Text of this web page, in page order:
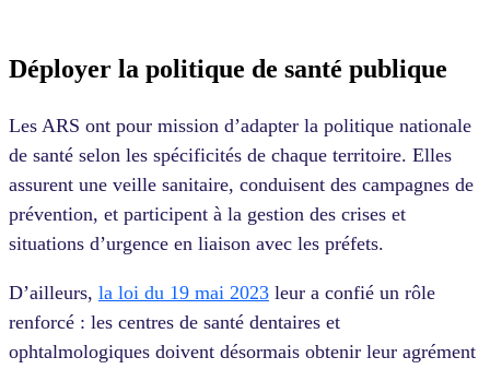
Déployer la politique de santé publique
Les ARS ont pour mission d’adapter la politique nationale
de santé selon les spécificités de chaque territoire. Elles
assurent une veille sanitaire, conduisent des campagnes de
prévention, et participent à la gestion des crises et
situations d’urgence en liaison avec les préfets.
D’ailleurs, la loi du 19 mai 2023 leur a confié un rôle
renforcé : les centres de santé dentaires et
ophtalmologiques doivent désormais obtenir leur agrément